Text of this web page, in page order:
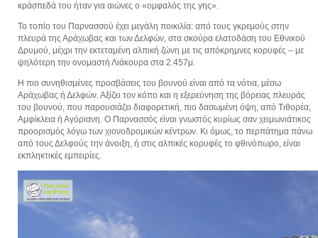
κράσπεδά του ήταν για αιώνες ο «ομφαλός της γης».
Το τοπίο του Παρνασσού έχει μεγάλη ποικιλία: από τους γκρεμούς στην
πλευρά της Αράχωβας και των Δελφών, στα σκούρα ελατοδάση του Εθνικού
Δρυμού, μέχρι την εκτεταμένη αλπική ζώνη με τις απόκρημνες κορυφές – με
ψηλότερη την ονομαστή Λιάκουρα στα 2.457μ.
Η πιο συνηθισμένες προσβάσεις του βουνού είναι από τα νότια, μέσω
Αράχωβας ή Δελφών. Αξίζει τον κόπο και η εξερεύνηση της βόρειας πλευράς
του βουνού, που παρουσιάζει διαφορετική, πιο δασωμένη όψη, από Τιθορέα,
Αμφίκλεια ή Αγόριανη. Ο Παρνασσός είναι γνωστός κυρίως σαν χειμωνιάτικος
προορισμός λόγω των χιονοδρομικών κέντρων. Κι όμως, το περπάτημα πάνω
από τους Δελφούς την άνοιξη, ή στις αλπικές κορυφές το φθινόπωρο, είναι
εκπληκτικές εμπειρίες.